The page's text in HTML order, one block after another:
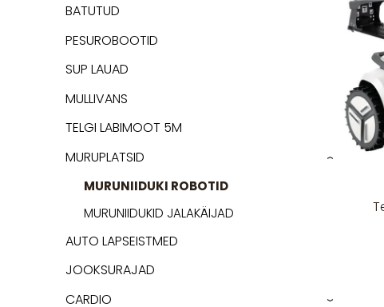
BATUTUD
PESUROBOOTID
SUP LAUAD
MULLIVANS
TELGI LABIMOOT 5M
MURUPLATSID
MURUNIIDUKI ROBOTID
MURUNIIDUKID JALAKÄIJAD
›
AUTO LAPSEISTMED
JOOKSURAJAD
CARDIO
›